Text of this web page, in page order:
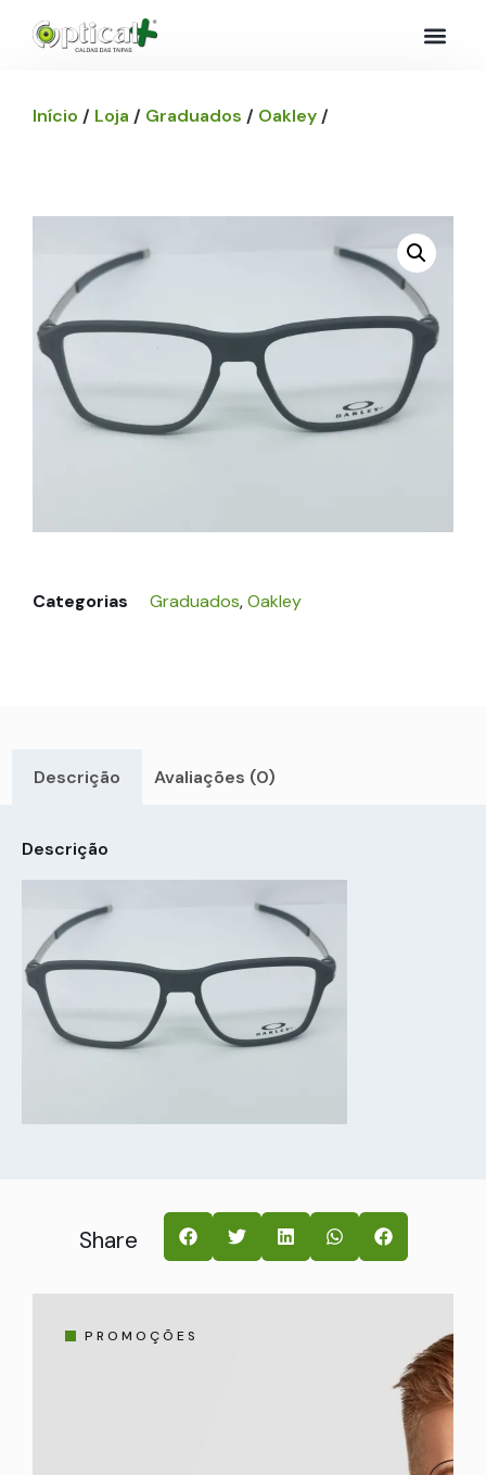
Início / Loja / Graduados / Oakley /
Categorias Graduados,Oakley
Descrição Avaliações (0)
Descrição
Share
PROMOÇÕES